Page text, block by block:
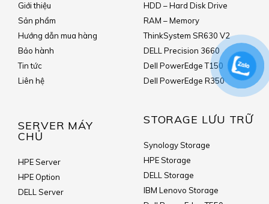
Giới thiệu
Sản phẩm
Hướng dẫn mua hàng
Bảo hành
Tin tức
Liên hệ
SERVER MÁY
CHỦ
HPE Server
HPE Option
DELL Server
HDD – Hard Disk Drive
RAM – Memory
ThinkSystem SR630 V2
DELL Precision 3660
Dell PowerEdge T150
Dell PowerEdge R350
STORAGE LƯU TRỮ
Synology Storage
HPE Storage
DELL Storage
IBM Lenovo Storage